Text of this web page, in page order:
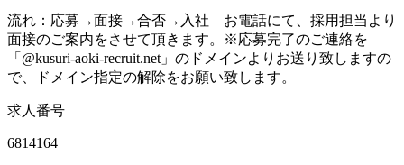
流れ：応募→面接→合否→入社 お電話にて、採用担当より
面接のご案内をさせて頂きます。※応募完了のご連絡を
「@kusuri-aoki-recruit.net」のドメインよりお送り致しますの
で、ドメイン指定の解除をお願い致します。
求人番号
6814164